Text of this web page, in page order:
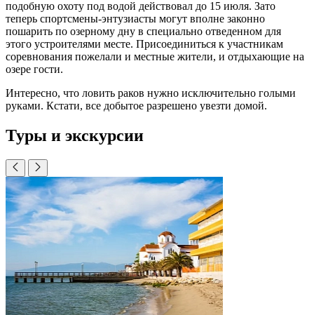
подобную охоту под водой действовал до 15 июля. Зато
теперь спортсмены-энтузиасты могут вполне законно
пошарить по озерному дну в специально отведенном для
этого устроителями месте. Присоединиться к участникам
соревнования пожелали и местные жители, и отдыхающие на
озере гости.
Интересно, что ловить раков нужно исключительно голыми
руками. Кстати, все добытое разрешено увезти домой.
Туры и экскурсии